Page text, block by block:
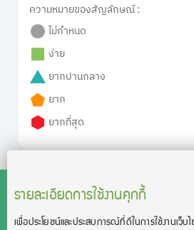
ความหมายของสัญลักษณ์ :
ไม่กำหนด
ง่าย
ยากปานกลาง
ยาก
ยากที่สุด
รายละเอียดการใช้งานคุกกี้
เพื่อประโยชน์และประสบการณ์ที่ดีในการใช้งานเว็